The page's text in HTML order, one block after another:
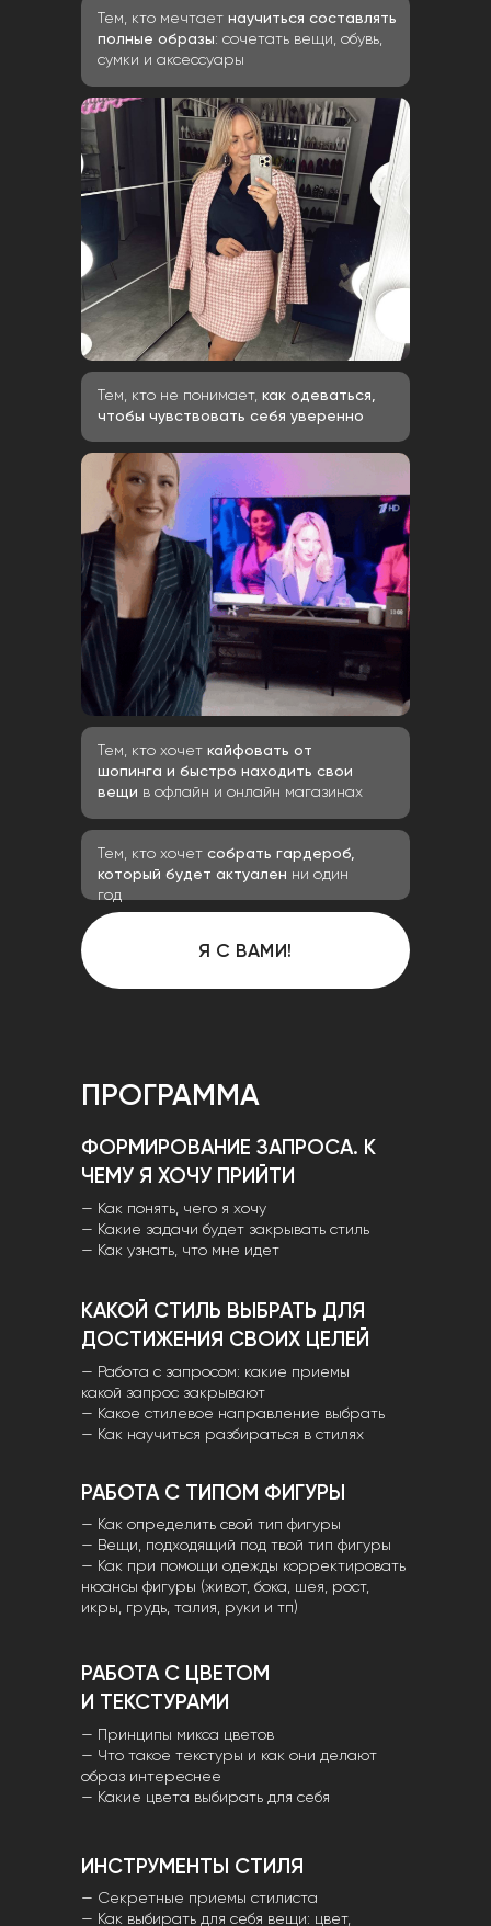
Я С ВАМИ!
Тем, кто мечтает научиться составлять
полные образы: сочетать вещи, обувь,
сумки и аксессуары
Тем, кто не понимает, как одеваться,
чтобы чувствовать себя уверенно
Тем, кто хочет кайфовать от
шопинга и быстро находить свои
вещи в офлайн и онлайн магазинах
Тем, кто хочет собрать гардероб,
который будет актуален ни один
год
ПРОГРАММА
ФОРМИРОВАНИЕ ЗАПРОСА. К
ЧЕМУ Я ХОЧУ ПРИЙТИ
— Как понять, чего я хочу
— Какие задачи будет закрывать стиль
— Как узнать, что мне идет
КАКОЙ СТИЛЬ ВЫБРАТЬ ДЛЯ
ДОСТИЖЕНИЯ СВОИХ ЦЕЛЕЙ
— Работа с запросом: какие приемы
какой запрос закрывают
— Какое стилевое направление выбрать
— Как научиться разбираться в стилях
ИНСТРУМЕНТЫ СТИЛЯ
— Секретные приемы стилиста
— Как выбирать для себя вещи: цвет,
РАБОТА С ЦВЕТОМ
И ТЕКСТУРАМИ
— Принципы микса цветов
— Что такое текстуры и как они делают
образ интереснее
— Какие цвета выбирать для себя
РАБОТА С ТИПОМ ФИГУРЫ
— Как определить свой тип фигуры
— Вещи, подходящий под твой тип фигуры
— Как при помощи одежды корректировать
нюансы фигуры (живот, бока, шея, рост,
икры, грудь, талия, руки и тп)